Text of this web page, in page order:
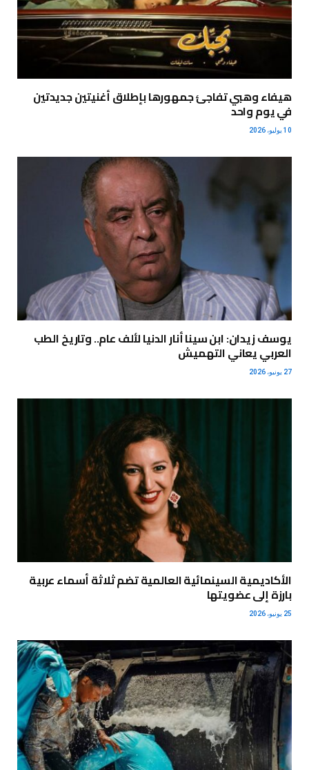
هيفاء وهبي تفاجئ جمهورها بإطلاق أغنيتين جديدتين
في يوم واحد
10 يوليو، 2026
يوسف زيدان: ابن سينا أنار الدنيا لألف عام.. وتاريخ الطب
العربي يعاني التهميش
27 يونيو، 2026
الأكاديمية السينمائية العالمية تضم ثلاثة أسماء عربية
بارزة إلى عضويتها
25 يونيو، 2026